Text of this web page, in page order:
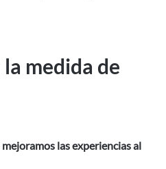
medida de
las experiencias al